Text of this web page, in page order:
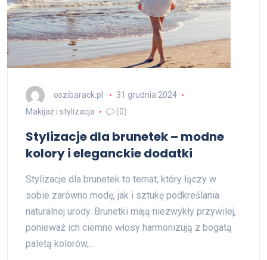
oszibarack.pl
31 grudnia 2024
Makijaż i stylizacja
(0)
Stylizacje dla brunetek – modne
kolory i eleganckie dodatki
Stylizacje dla brunetek to temat, który łączy w
sobie zarówno modę, jak i sztukę podkreślania
naturalnej urody. Brunetki mają niezwykły przywilej,
ponieważ ich ciemne włosy harmonizują z bogatą
paletą kolorów,…